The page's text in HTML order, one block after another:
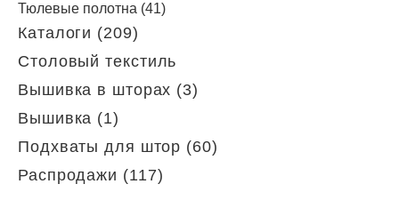
Тюлевые полотна (41)
Каталоги (209)
Столовый текстиль
Вышивка в шторах (3)
Вышивка (1)
Подхваты для штор (60)
Распродажи (117)